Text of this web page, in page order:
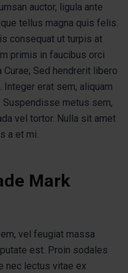
auctor, ligula ante
tellus magna quis felis.
consequat ut turpis at
primis in faucibus orci
Sed hendrerit libero
Integer erat sem, aliquam
metus sem,
vel tortor. Nulla sit amet
a et mi.
Mark
vel feugiat massa
est. Proin sodales
nec lectus vitae ex